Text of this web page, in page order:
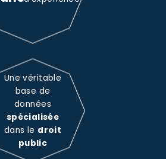
Une véritable
base de
données
spécialisée
dans le droit
public